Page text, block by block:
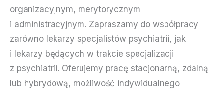
organizacyjnym, merytorycznym
i administracyjnym. Zapraszamy do współpracy
zarówno lekarzy specjalistów psychiatrii, jak
i lekarzy będących w trakcie specjalizacji
z psychiatrii. Oferujemy pracę stacjonarną, zdalną
lub hybrydową, możliwość indywidualnego